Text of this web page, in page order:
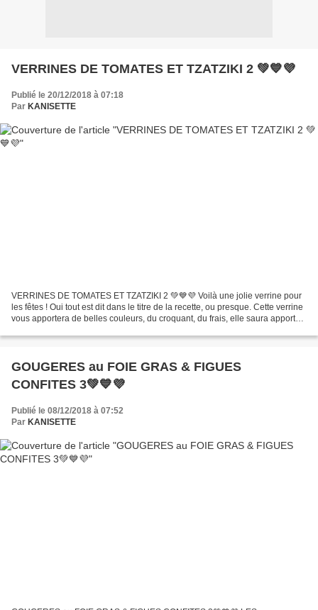
VERRINES DE TOMATES ET TZATZIKI 2 💚💙💜
Publié le 20/12/2018 à 07:18
Par KANISETTE
VERRINES DE TOMATES ET TZATZIKI 2 💚💙💜 Voilà une jolie verrine pour
les fêtes ! Oui tout est dit dans le titre de la recette, ou presque. Cette verrine
vous apportera de belles couleurs, du croquant, du frais, elle saura apporter
GOUGERES au FOIE GRAS & FIGUES
CONFITES 3💚💙💜
Publié le 08/12/2018 à 07:52
Par KANISETTE